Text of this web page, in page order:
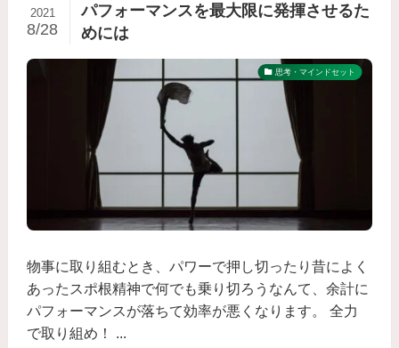
パフォーマンスを最大限に発揮させるた
めには
2021
8/28
思考・マインドセット
物事に取り組むとき、パワーで押し切ったり昔によく
あったスポ根精神で何でも乗り切ろうなんて、余計に
パフォーマンスが落ちて効率が悪くなります。 全力
で取り組め！ ...